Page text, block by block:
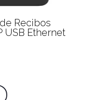
Recibos
USB Ethernet